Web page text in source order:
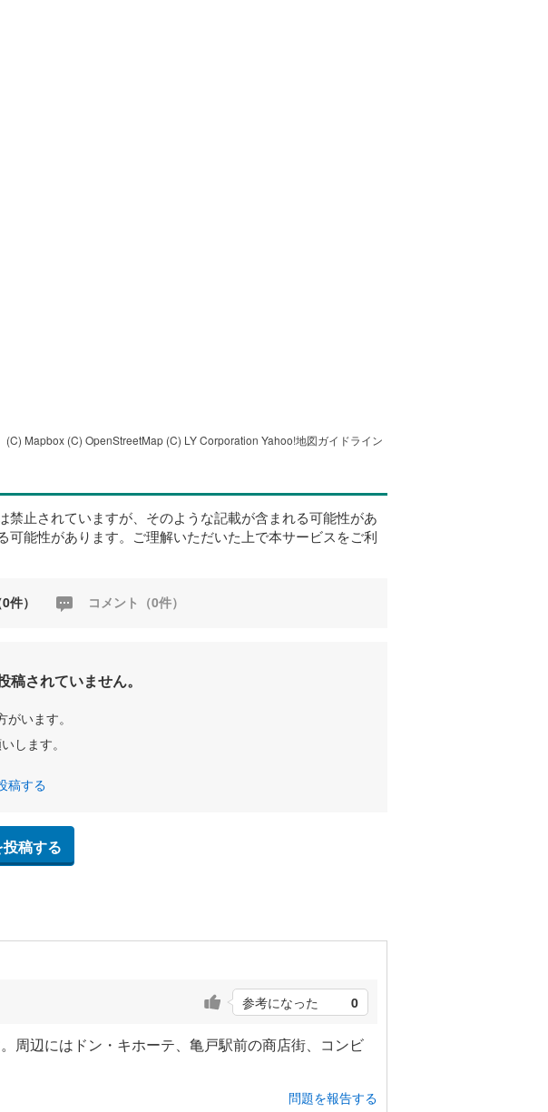
(C) Mapbox (C) OpenStreetMap (C) LY Corporation Yahoo!地図ガイドライン
止されていますが、そのような記載が含まれる可能性があ
能性があります。ご理解いただいた上で本サービスをご利
件） コメント（0件）
されていません。
います。
します。
稿する
稿する
参考になった 0
周辺にはドン・キホーテ、亀戸駅前の商店街、コンビ
問題を報告する